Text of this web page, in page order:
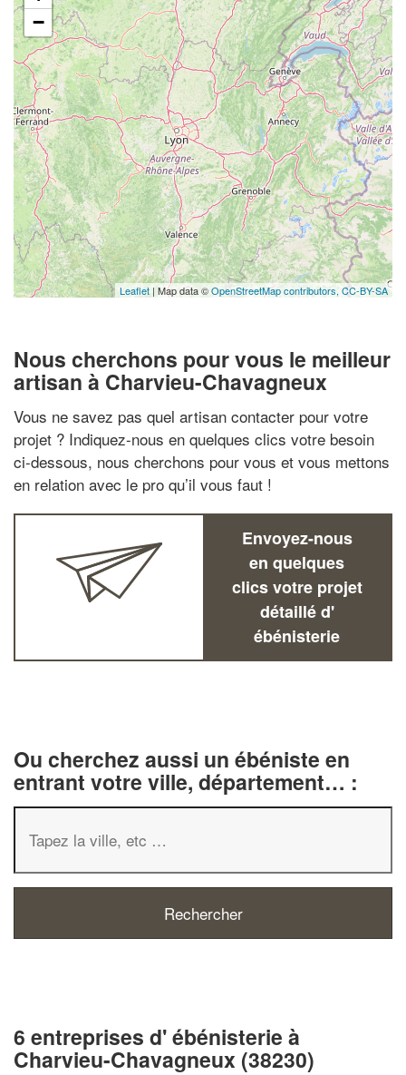
−
Leaflet | Map data ©OpenStreetMap contributors, CC-BY-SA
Nous cherchons pour vous le meilleur
artisan à Charvieu-Chavagneux
Vous ne savez pas quel artisan contacter pour votre
projet ? Indiquez-nous en quelques clics votre besoin
ci-dessous, nous cherchons pour vous et vous mettons
en relation avec le pro qu’il vous faut !
Envoyez-nous
en quelques
clics votre projet
détaillé d'
ébénisterie
Ou cherchez aussi un ébéniste en
entrant votre ville, département… :
6 entreprises d' ébénisterie à
Charvieu-Chavagneux (38230)